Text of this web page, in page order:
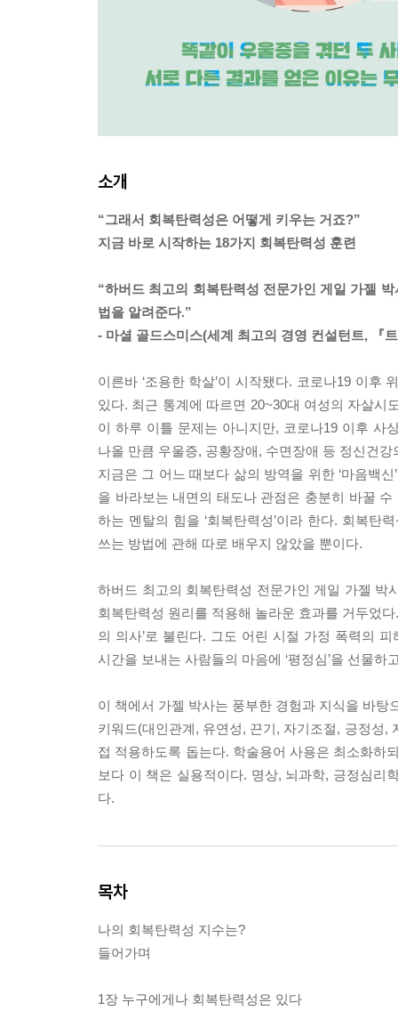
소개
“그래서 회복탄력성은 어떻게 키우는 거죠?”
지금 바로 시작하는 18가지 회복탄력성 훈련
“하버드 최고의 회복탄력성 전문가인 게일 가젤
법을 알려준다.”
- 마셜 골드스미스(세계 최고의 경영 컨설턴트, 『
이른바 ‘조용한 학살’이 시작됐다. 코로나19 이
있다. 최근 통계에 따르면 20~30대 여성의 자살
이 하루 이틀 문제는 아니지만, 코로나19 이후 사
나올 만큼 우울증, 공황장애, 수면장애 등 정신건
지금은 그 어느 때보다 삶의 방역을 위한 ‘마음백
을 바라보는 내면의 태도나 관점은 충분히 바꿀
하는 멘탈의 힘을 ‘회복탄력성’이라 한다. 회복
쓰는 방법에 관해 따로 배우지 않았을 뿐이다.
하버드 최고의 회복탄력성 전문가인 게일 가젤 박
회복탄력성 원리를 적용해 놀라운 효과를 거두었
의 의사’로 불린다. 그도 어린 시절 가정 폭력의
시간을 보내는 사람들의 마음에 ‘평정심’을 선물하
이 책에서 가젤 박사는 풍부한 경험과 지식을 바
키워드(대인관계, 유연성, 끈기, 자기조절, 긍정성
접 적용하도록 돕는다. 학술용어 사용은 최소화하
보다 이 책은 실용적이다. 명상, 뇌과학, 긍정심리
다.
목차
나의 회복탄력성 지수는?
들어가며
1장 누구에게나 회복탄력성은 있다